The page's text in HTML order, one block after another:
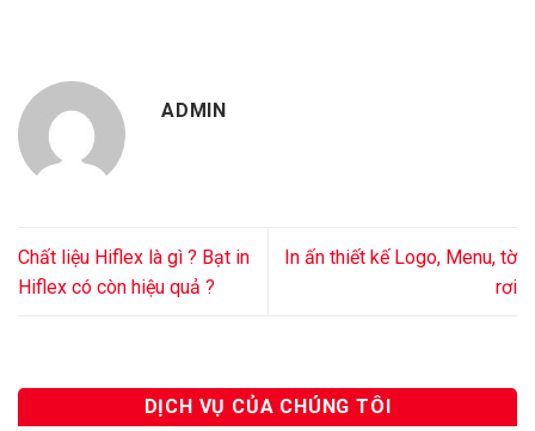
ADMIN
Chất liệu Hiflex là gì ? Bạt in
Hiflex có còn hiệu quả ?
In ấn thiết kế Logo, Menu, tờ
rơi
DỊCH VỤ CỦA CHÚNG TÔI